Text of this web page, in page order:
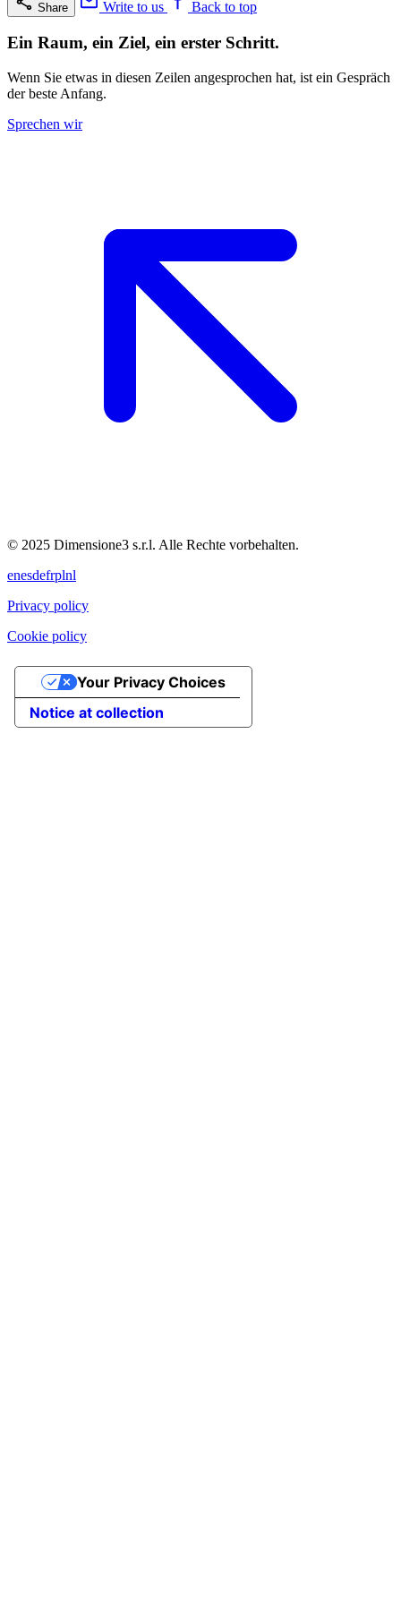
Share Write to us Back to top
Ein Raum, ein Ziel, ein erster Schritt.
Wenn Sie etwas in diesen Zeilen angesprochen hat, ist ein Gespräch
der beste Anfang.
Sprechen wir
© 2025 Dimensione3 s.r.l. Alle Rechte vorbehalten.
enesdefrplnl
Privacy policy
Cookie policy
Notice at collection
Your Privacy Choices